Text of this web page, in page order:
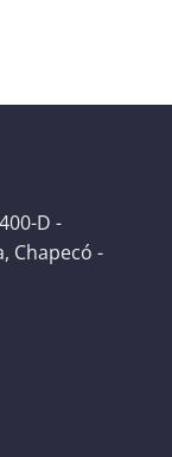
D -
Chapecó -